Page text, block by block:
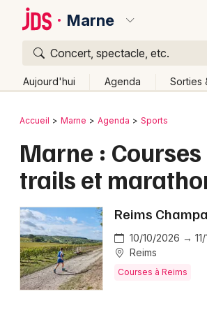
Marne
Concert, spectacle, etc.
Aujourd'hui Agenda Sorties
Publier un événement
Grands événements
Activité & Expérience
Manifestations
Bordeaux
Colmar
Lille
Lyon
Marseille
Mulhouse
Retour
Accueil Marne Agenda Sports
Marne :
trails et
Reims
10/10/2026 →
Reims
Courses à Reims
Quoi ?
Où ?
Près de moi
Changer de lieu
Quand ?
Aujourd'hui
Demain Ce week-end